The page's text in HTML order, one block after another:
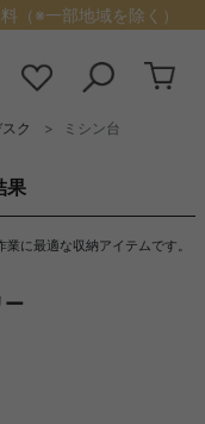
（※一部地域を除く）
ク ミシン台
果
に最適な収納アイテムです。